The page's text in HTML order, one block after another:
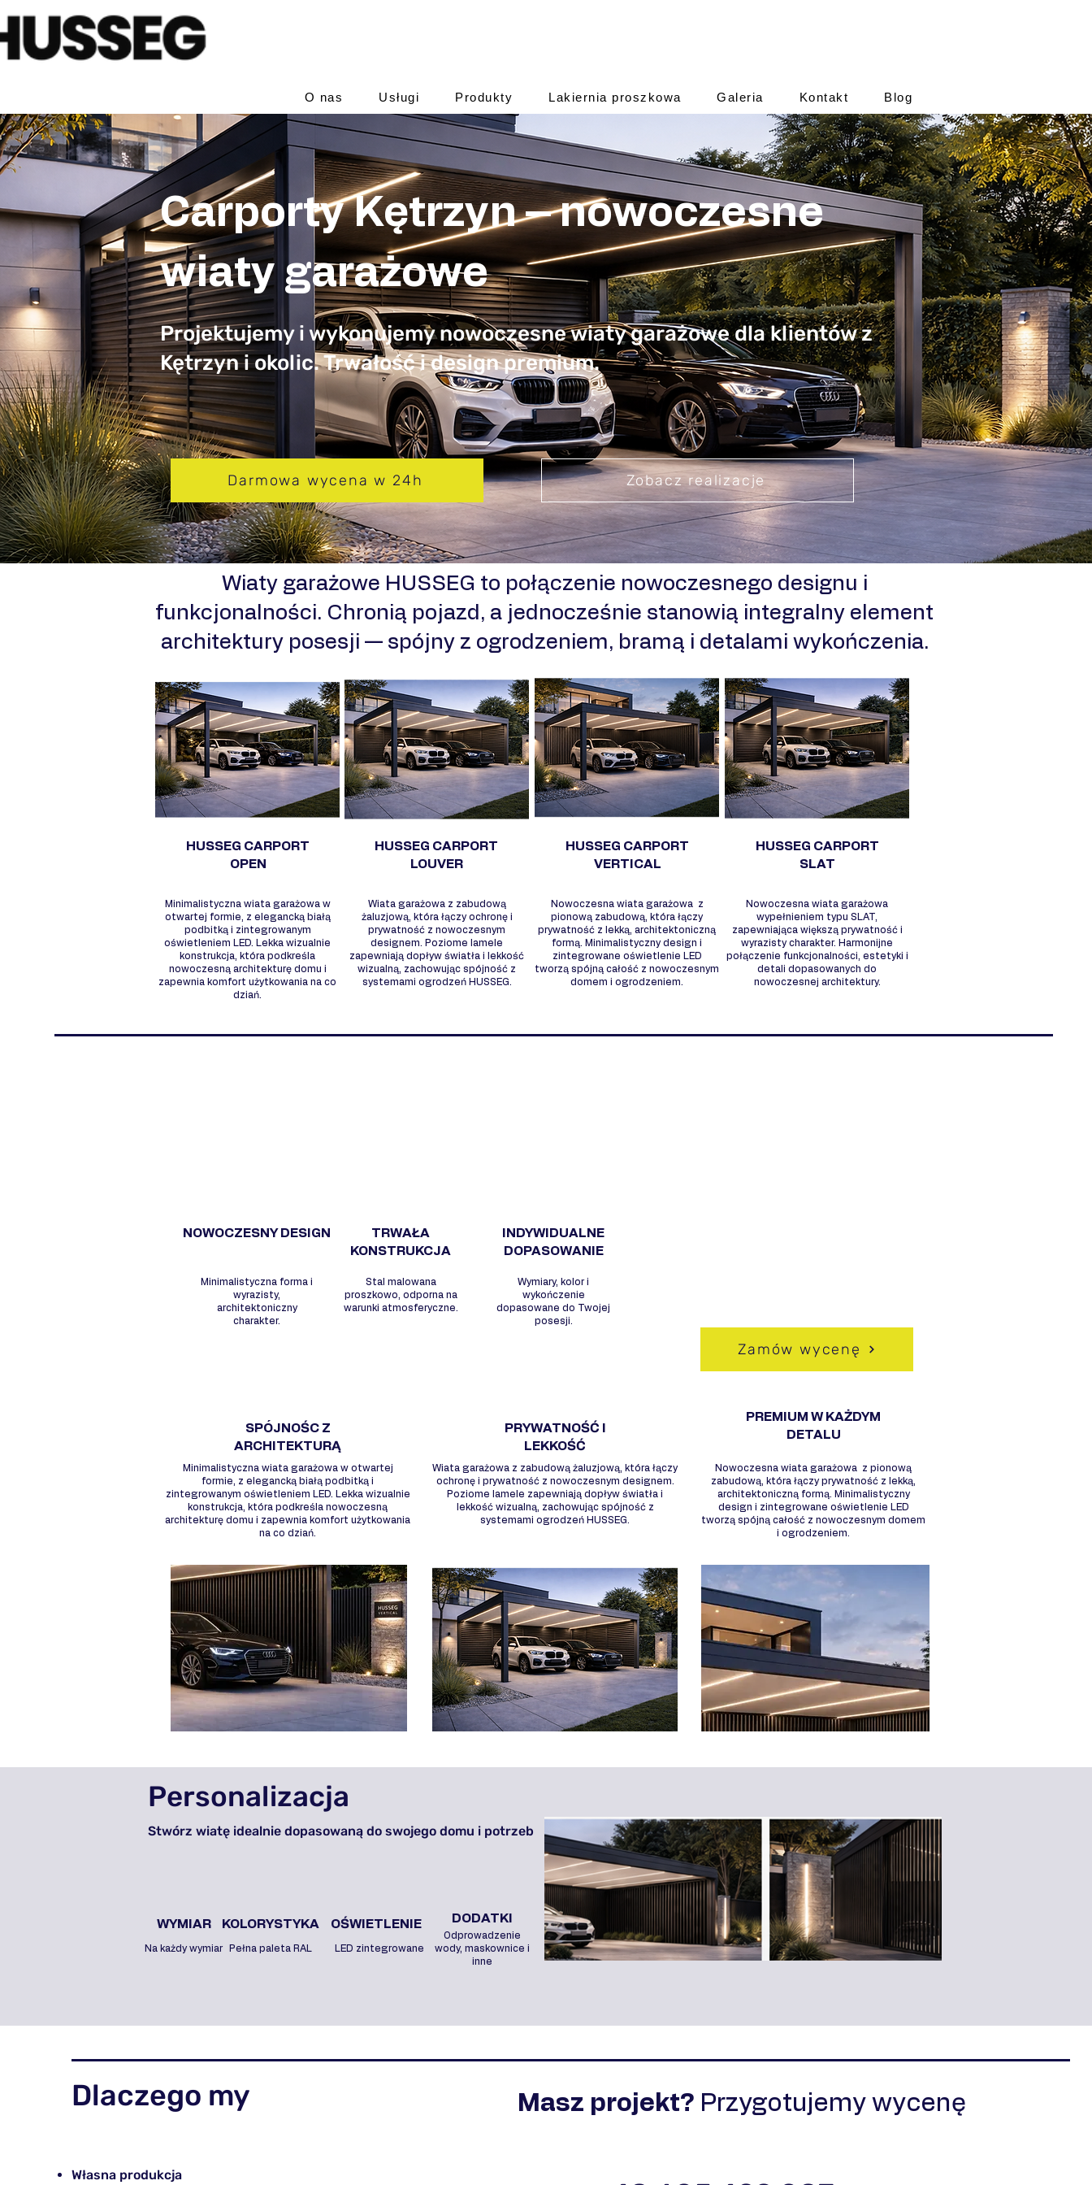
O nas Usługi Produkty Lakiernia proszkowa Galeria Kontakt Blog
Carporty Kętrzyn – nowoczesne
wiaty garażowe
Projektujemy i wykonujemy nowoczesne wiaty garażowe dla klientów z
Kętrzyn i okolic. Trwałość i design premium.
Darmowa wycena w 24h Zobacz realizacje
​Wiaty garażowe HUSSEG to połączenie nowoczesnego designu i
funkcjonalności. Chronią pojazd, a jednocześnie stanowią integralny element
architektury posesji — spójny z ogrodzeniem, bramą i detalami wykończenia.
HUSSEG CARPORT
OPEN
Minimalistyczna wiata garażowa w
otwartej formie, z elegancką białą
podbitką i zintegrowanym
oświetleniem LED. Lekka wizualnie
konstrukcja, która podkreśla
nowoczesną architekturę domu i
zapewnia komfort użytkowania na co
dziań.
HUSSEG CARPORT
LOUVER
Wiata garażowa z zabudową
żaluzjową, która łączy ochronę i
prywatność z nowoczesnym
designem. Poziome lamele
zapewniają dopływ światła i lekkość
wizualną, zachowując spójność z
systemami ogrodzeń HUSSEG.
HUSSEG CARPORT
VERTICAL
Nowoczesna wiata garażowa z
pionową zabudową, która łączy
prywatność z lekką, architektoniczną
formą. Minimalistyczny design i
zintegrowane oświetlenie LED
tworzą spójną całość z nowoczesnym
domem i ogrodzeniem.
HUSSEG CARPORT
SLAT
Nowoczesna wiata garażowa
wypełnieniem typu SLAT,
zapewniająca większą prywatność i
wyrazisty charakter. Harmonijne
połączenie funkcjonalności, estetyki i
detali dopasowanych do
nowoczesnej architektury.
TRWAŁA
KONSTRUKCJA
NOWOCZESNY DESIGN
Minimalistyczna forma i
wyrazisty,
architektoniczny
charakter.
Stal malowana
proszkowo, odporna na
warunki atmosferyczne.
INDYWIDUALNE
DOPASOWANIE
Wymiary, kolor i
wykończenie
dopasowane do Twojej
posesji.
Zamów wycenę
SPÓJNOŚC Z
ARCHITEKTURĄ
Minimalistyczna wiata garażowa w otwartej
formie, z elegancką białą podbitką i
zintegrowanym oświetleniem LED. Lekka wizualnie
konstrukcja, która podkreśla nowoczesną
architekturę domu i zapewnia komfort użytkowania
na co dziań.
PRYWATNOŚĆ I
LEKKOŚĆ
Wiata garażowa z zabudową żaluzjową, która łączy
ochronę i prywatność z nowoczesnym designem.
Poziome lamele zapewniają dopływ światła i
lekkość wizualną, zachowując spójność z
systemami ogrodzeń HUSSEG.
PREMIUM W KAŻDYM
DETALU
Nowoczesna wiata garażowa z pionową
zabudową, która łączy prywatność z lekką,
architektoniczną formą. Minimalistyczny
design i zintegrowane oświetlenie LED
tworzą spójną całość z nowoczesnym domem
i ogrodzeniem.
Personalizacja
Stwórz wiatę idealnie dopasowaną do swojego domu i potrzeb
WYMIAR KOLORYSTYKA OŚWIETLENIE DODATKI
Na każdy wymiar Pełna paleta RAL LED zintegrowane
Odprowadzenie
wody, maskownice i
inne
Dlaczego my
Własna produkcja
Masz projekt? Przygotujemy wycenę